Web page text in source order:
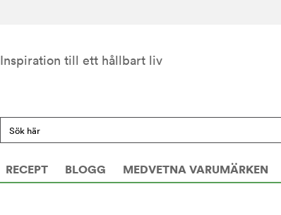
Inspiration till ett hållbart liv
RECEPT BLOGG MEDVETNA VARUMÄRKEN